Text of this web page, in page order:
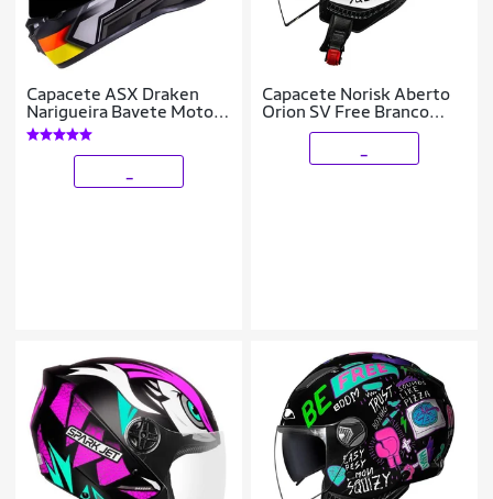
Capacete ASX Draken
Narigueira Bavete Moto
Esportivo Fechado
Capacete Norisk Aberto
Orion SV Free Branco
Brilhante